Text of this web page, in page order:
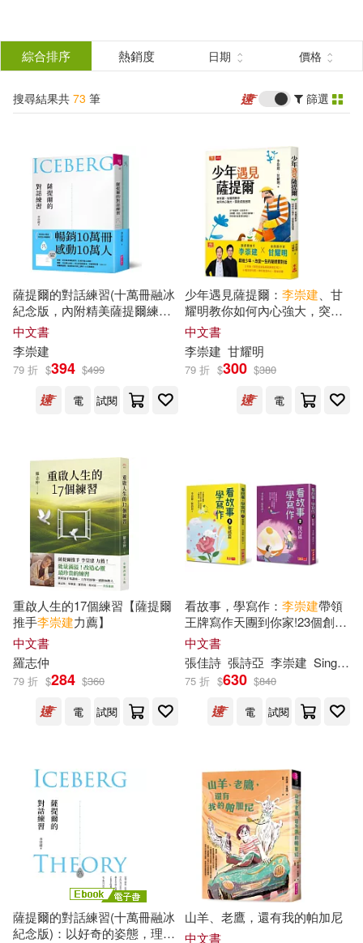
結
分類 (單選)
所有商品(73) 圖書(45)
電子書(22)
作者 (可複選)
李崇建(60) 甘耀明(20)
張詩亞(4) 張輝誠(3)
李崇樹(3) 學思達團隊(2)
張佳詩(2)
林文煌(2) 羅志仲(2)
周文娟，李崇智（主編）(1)
張泉（主編）(1) 曹敬唯(1)
李崇建、李崇樹(1)
李崇建、甘耀明(1) 李崇智(1)
王聰威、伊格言、李志薔、高翊
峰、甘耀明、李崇建、許榮哲、張
第八屆聯合盃作文大賽優勝同學(1)
蕭蕭(1) 許榮哲(1)
展開
出版社 (可複選)
寶瓶文化(21) 親子天下(21)
未來出版(8)
首都師範大學出版社(3)
清文華泉(2)
清華大學出版社(2)
湖南文藝出版社(2) 究竟(2)
聯合文學(2) 鏡好聽(2)
中國計畫出版社(1)
中國鐵道出版社(1)
配送方式 (可複選)
可海外宅配(45)
可新加坡店取(45)
可菲律賓店取(45)
綜合排序 熱銷度 日期 價格
搜尋結果共 73 筆 篩選
薩提爾的對話練習(十萬冊融冰
紀念版，內附精美薩提爾練習
專用練習本《冰山練習曲》)：
以好奇的姿態，理解你的內在
冰山，探索自己，連結他人
中文書
李崇建
79 折 $394 $499
電
試閱
少年遇見薩提爾： 李崇建 、甘
耀明教你如何內心強大，突破
成長困境
中文書
李崇建 甘耀明
79 折 $300 $380
電
重啟人生的17個練習【薩提爾
推手李崇建力薦】
中文書
羅志仲
79 折 $284 $360
電
試閱
看故事，學寫作： 李崇建帶領
王牌寫作天團到你家!23個創作
靈感X24個寫作技巧，助你輕
鬆寫出好作文(共2冊)
中文書
張佳詩 張詩亞 李崇建 Singing
75 折 $630 $840
電
試閱
薩提爾的對話練習(十萬冊融冰
紀念版)：以好奇的姿態，理解
山羊、老鷹，還有我的帕加尼
中文書